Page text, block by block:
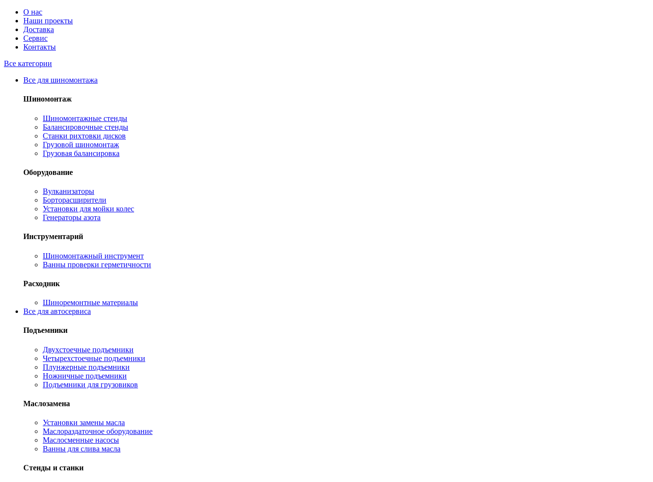
О нас
Наши проекты
Доставка
Сервис
Контакты
Все категории
Все для шиномонтажа
Шиномонтаж
Шиномонтажные стенды
Балансировочные стенды
Станки рихтовки дисков
Грузовой шиномонтаж
Грузовая балансировка
Оборудование
Вулканизаторы
Борторасширители
Установки для мойки колес
Генераторы азота
Инструментарий
Шиномонтажный инструмент
Ванны проверки герметичности
Расходник
Шиноремонтные материалы
Все для автосервиса
Подъемники
Двухстоечные подъемники
Четырехстоечные подъемники
Плунжерные подъемники
Ножничные подъемники
Подъемники для грузовиков
Маслозамена
Установки замены масла
Маслораздаточное оборудование
Маслосменные насосы
Ванны для слива масла
Стенды и станки